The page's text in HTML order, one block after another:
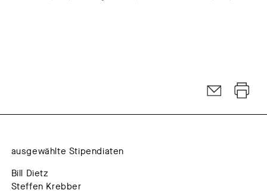
ausgewählte Stipendiaten
Bill Dietz
Steffen Krebber